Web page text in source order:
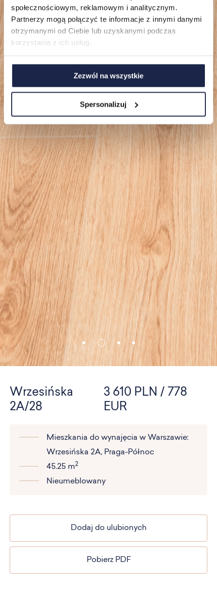
społecznościowym, reklamowym i analitycznym.
Partnerzy mogą połączyć te informacje z innymi danymi
otrzymanymi od Ciebie lub uzyskanymi podczas
korzystania z ich usług.
Zezwól na wszystkie
Spersonalizuj
O nas
FAQ
Wrzesińska
2A/28
3 610 PLN / 778
EUR
Mieszkania do wynajęcia w Warszawie:
Wrzesińska 2A, Praga-Północ
45.25 m2
Nieumeblowany
Dodaj do ulubionych
Pobierz PDF